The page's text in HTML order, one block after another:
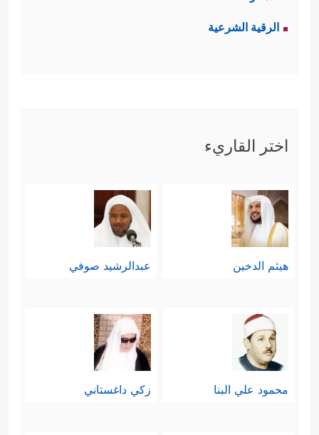
الرقية الشرعية
اختر القاريء
هيثم الدخين عبدالرشيد صوفي
محمود علي البنا زكي داغستاني